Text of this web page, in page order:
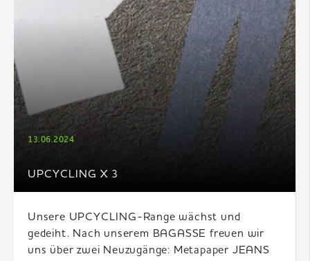
UPCYCLING X 3
13.06.2024
Unsere UPCYCLING-Range wächst und
gedeiht. Nach unserem BAGASSE freuen wir
uns über zwei Neuzugänge: Metapaper JEANS